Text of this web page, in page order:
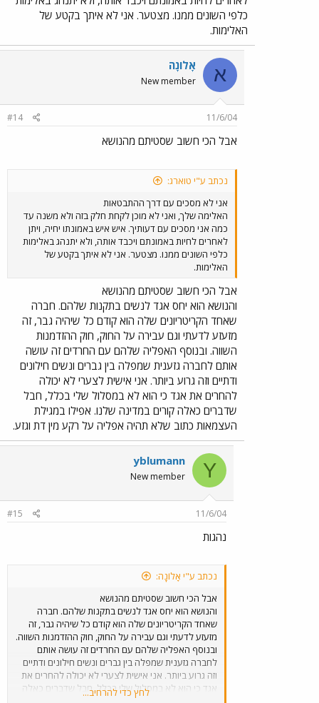
כלפי השונים ממנו. מצטער. אני לא איתך בקטע של
האלימות.
א אָלוֹנָה
New member
11/6/04
#14
אבל הכי חשוב שסטיתם מהנושא
נכתב ע"י טוארג:
אני לא מסכים עם דרך ההתבטאות
האלימה שלך, ואני לא מוכן לקחת חלק בזה ולא משנה עד
כמה אני מסכים עם דעותיך. איש איש באמונתו יחיה, ויתן
לאחרים לחיות באמונתם ויכבד אותה, ולא יתנהג באלימות
כלפי השונים ממנו. מצטער. אני לא איתך בקטע של
האלימות.
אבל הכי חשוב שסטיתם מהנושא
והנושא הוא יחס אגד לנשים בתקנות שלהם. חברה
שאחד הקריטריונים שלה הוא קודם כל שיהיה גבר, זה
מזעזע לדעתי וגם עבירה על החוק, חוק ההזדמנות
השווה. ובנוסף האפליה שלהם עם החרדים זה עושה
אותם לחברה גזענית שמפלה בין גברים ונשים חילונים
ודתיים וזה גרוע ביותר. אני אישית לצערי לא יכולה
להחרים את אגד כי הוא לא במסלול שלי בכלל, חבל
שדברים כאלה קורים במדינה שלנו. אפילו במגילת
העצמאות כתוב שלא תהיה אפליה על רקע מין דת וגזע.
Y
yblumann
New member
11/6/04
#15
נהגות
נכתב ע"י אָלוֹנָה:
אבל הכי חשוב שסטיתם מהנושא
והנושא הוא יחס אגד לנשים בתקנות שלהם. חברה
שאחד הקריטריונים שלה הוא קודם כל שיהיה גבר, זה
מזעזע לדעתי וגם עבירה על החוק, חוק ההזדמנות השווה.
ובנוסף האפליה שלהם עם החרדים זה עושה אותם
לחברה גזענית שמפלה בין גברים ונשים חילונים ודתיים
וזה גרוע ביותר. אני אישית לצערי לא יכולה להחרים את
אגד כי הוא לא במסלול שלי בכלל, חבל שדברים כאלה
לחץ כדי להרחיב...